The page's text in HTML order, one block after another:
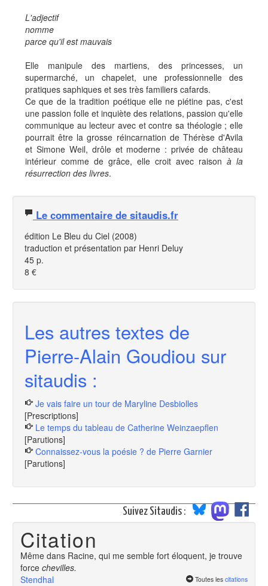
L'adjectif
nomme
parce qu'il est mauvais
Elle manipule des martiens, des princesses, un
supermarché, un chapelet, une professionnelle des
pratiques saphiques et ses très familiers cafards.
Ce que de la tradition poétique elle ne piétine pas, c'est
une passion folle et inquiète des relations, passion qu'elle
communique au lecteur avec et contre sa théologie ; elle
pourrait être la grosse réincarnation de Thérèse d'Avila
et Simone Weil, drôle et moderne : privée de château
intérieur comme de grâce, elle croit avec raison à la
résurrection des livres.
Le commentaire de sitaudis.fr
édition Le Bleu du Ciel (2008)
traduction et présentation par Henri Deluy
45 p.
8 €
Les autres textes de
Pierre-Alain Goudiou sur
sitaudis :
Je vais faire un tour de Maryline Desbiolles
[Prescriptions]
Le temps du tableau de Catherine Weinzaepflen
[Parutions]
Connaissez-vous la poésie ? de Pierre Garnier
[Parutions]
Suivez Sitaudis :
Citation
Même dans Racine, qui me semble fort éloquent, je trouve
force chevilles.
Stendhal
Toutes les citations